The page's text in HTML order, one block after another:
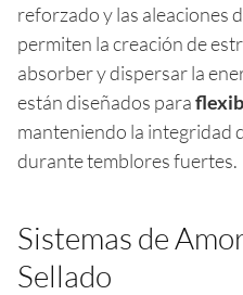
reforzado y las aleaciones
permiten la creación de
absorber y dispersar la
están diseñados para
manteniendo la integridad
durante temblores fuertes.
Sistemas de
Sellado